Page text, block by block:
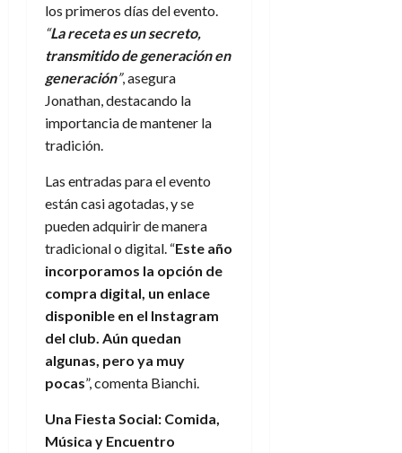
los primeros días del evento.
“La receta es un secreto,
transmitido de generación en
generación”, asegura
Jonathan, destacando la
importancia de mantener la
tradición.
Las entradas para el evento
están casi agotadas, y se
pueden adquirir de manera
tradicional o digital. “Este año
incorporamos la opción de
compra digital, un enlace
disponible en el Instagram
del club. Aún quedan
algunas, pero ya muy
pocas”, comenta Bianchi.
Una Fiesta Social: Comida,
Música y Encuentro